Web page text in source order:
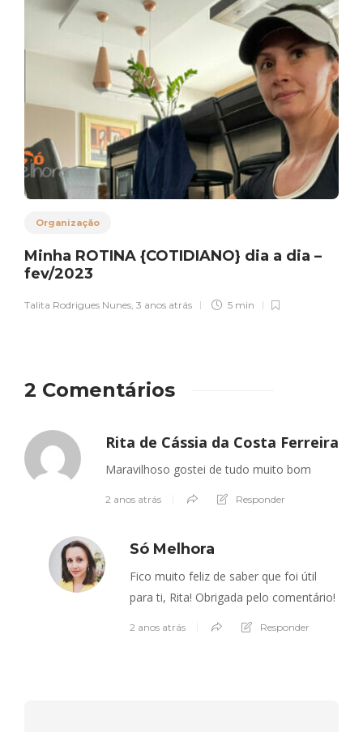
Organização
Minha ROTINA {COTIDIANO} dia a dia –
fev/2023
Talita Rodrigues Nunes, 3 anos atrás 5 min
2 Comentários
Rita de Cássia da Costa Ferreira
Maravilhoso gostei de tudo muito bom
2 anos atrás Responder
Só Melhora
Fico muito feliz de saber que foi útil
para ti, Rita! Obrigada pelo comentário!
2 anos atrás Responder